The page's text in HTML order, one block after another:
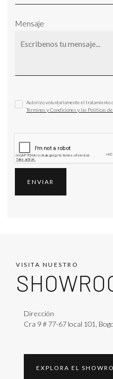
Mensaje
Autorizo voluntariamente el tratamiento
Términos y Condiciones y las Políticas
VISITA NUESTRO
Dirección
Cra 9 # 77-67 local 101,
EXPLORA EL